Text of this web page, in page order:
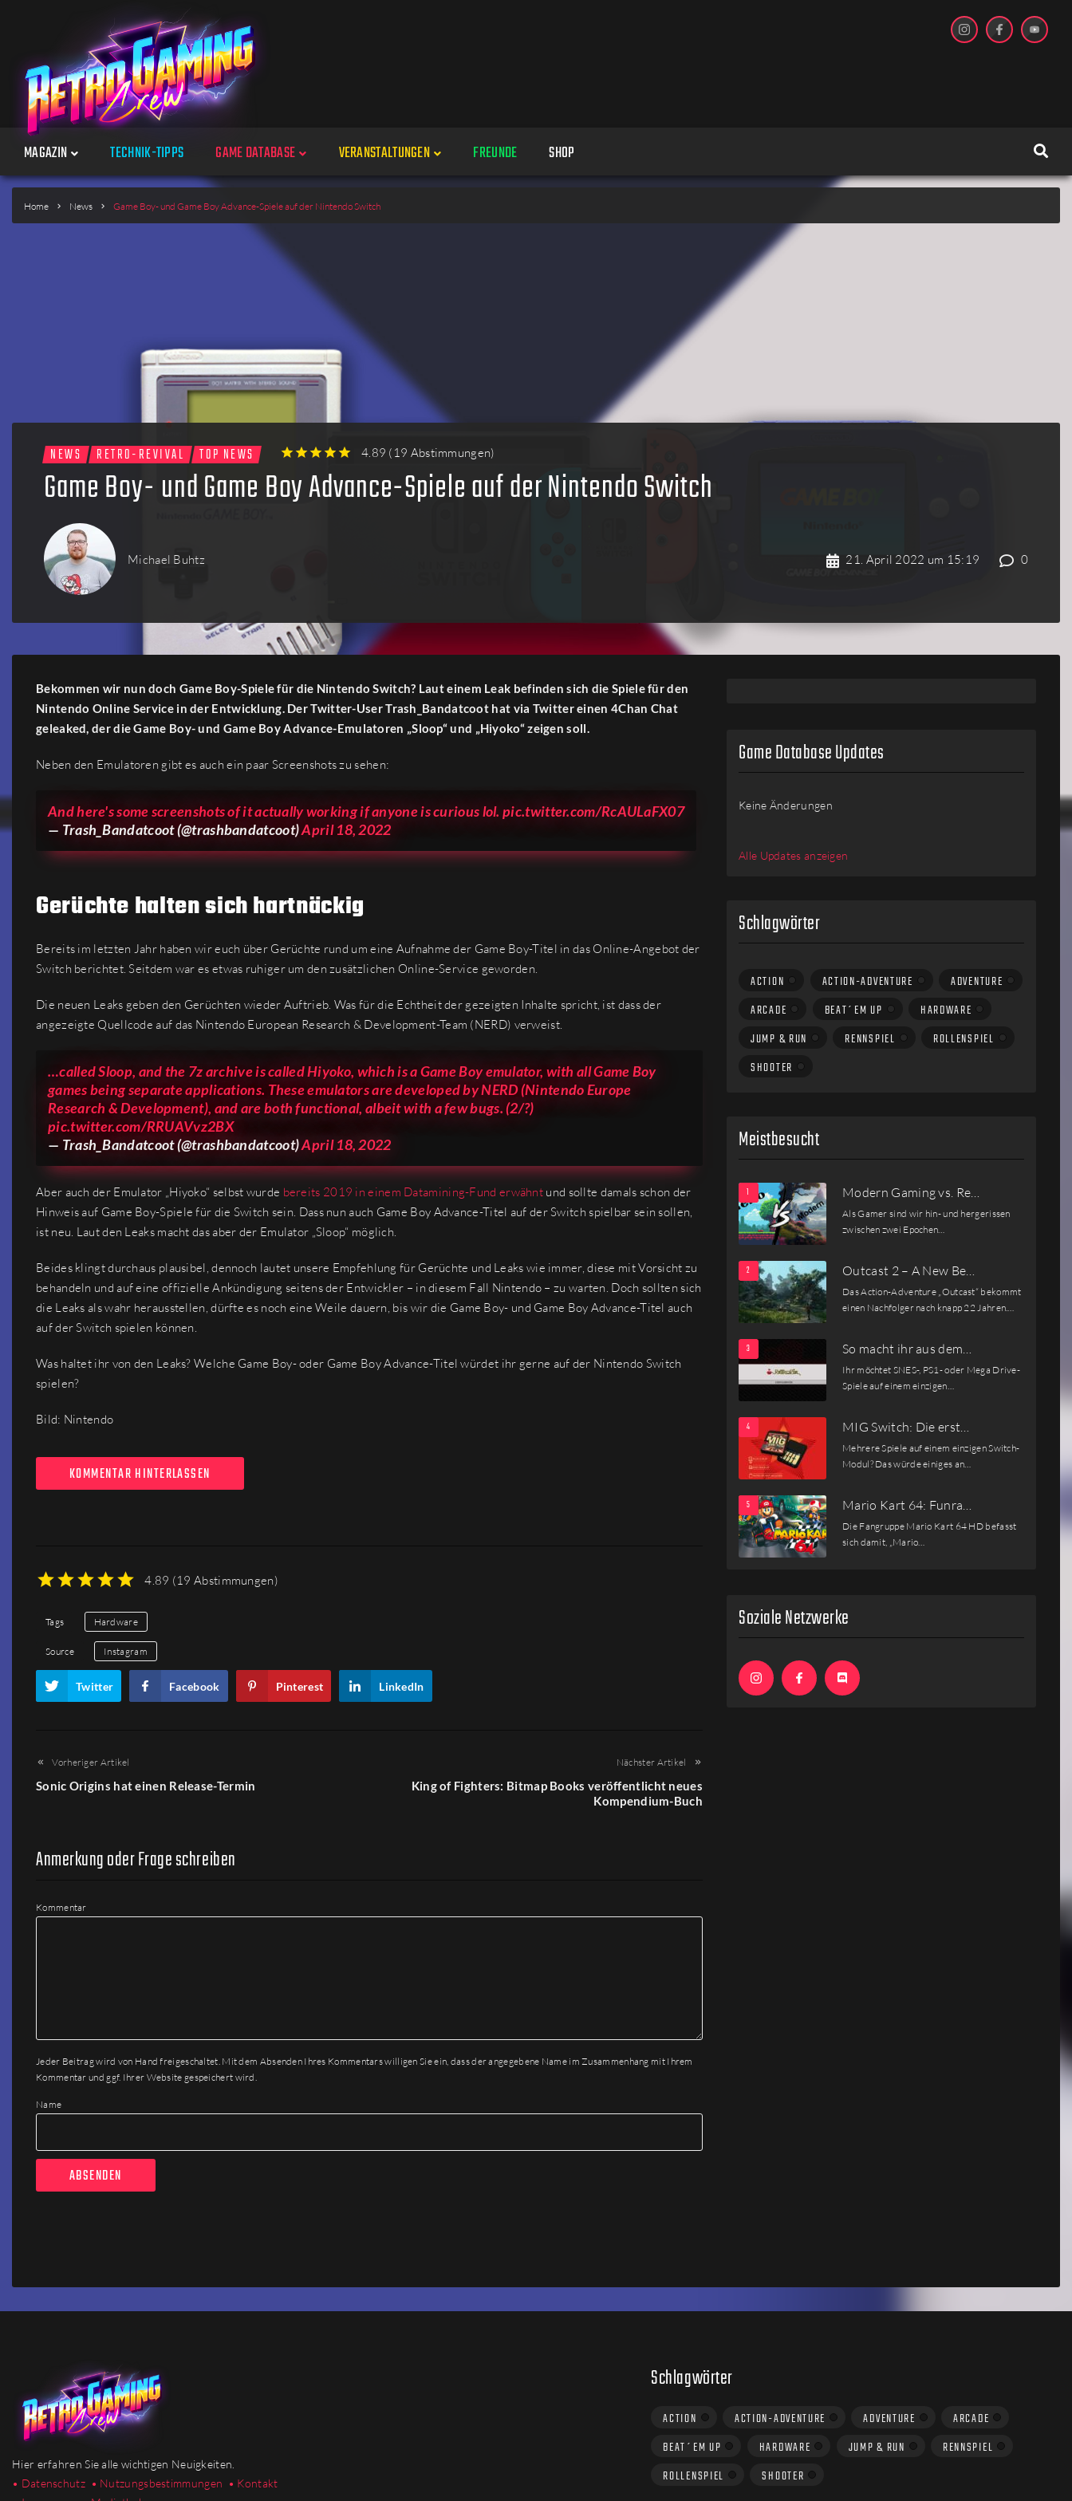
MAGAZIN TECHNIK-TIPPS GAME DATABASE
Jahre
Firmen
Menschen
VERANSTALTUNGEN FREUNDE SHOP
Home News Game Boy- und Game Boy Advance-Spiele auf der Nintendo Switch
NEWS RETRO-REVIVAL TOP NEWS 4.89 ( 19 Abstimmungen)
Game Boy- und Game Boy Advance-Spiele auf der Nintendo Switch
Michael Buhtz 21. April 2022 um 15:19 0
Bekommen wir nun doch Game Boy-Spiele für die Nintendo Switch? Laut einem Leak befinden sich die Spiele für den
Nintendo Online Service in der Entwicklung. Der Twitter-User Trash_Bandatcoot hat via Twitter einen 4Chan Chat
geleaked, der die Game Boy- und Game Boy Advance-Emulatoren „Sloop“ und „Hiyoko“ zeigen soll.
Neben den Emulatoren gibt es auch ein paar Screenshots zu sehen:
And here's some screenshots of it actually working if anyone is curious lol.pic.twitter.com/RcAULaFX07
— Trash_Bandatcoot (@trashbandatcoot)April 18, 2022
Gerüchte halten sich hartnäckig
Bereits im letzten Jahr haben wir euch über Gerüchte rund um eine Aufnahme der Game Boy-Titel in das Online-Angebot der
Switch berichtet. Seitdem war es etwas ruhiger um den zusätzlichen Online-Service geworden.
Die neuen Leaks geben den Gerüchten wieder Auftrieb. Was für die Echtheit der gezeigten Inhalte spricht, ist dass der
angezeigte Quellcode auf das Nintendo European Research & Development-Team (NERD) verweist.
…called Sloop, and the 7z archive is called Hiyoko, which is a Game Boy emulator, with all Game Boy
games being separate applications. These emulators are developed by NERD (Nintendo Europe
Research & Development), and are both functional, albeit with a few bugs. (2/?)
pic.twitter.com/RRUAVvz2BX
— Trash_Bandatcoot (@trashbandatcoot)April 18, 2022
Aber auch der Emulator „Hiyoko“ selbst wurde bereits 2019 in einem Datamining-Fund erwähnt und sollte damals schon der
Hinweis auf Game Boy-Spiele für die Switch sein. Dass nun auch Game Boy Advance-Titel auf der Switch spielbar sein sollen,
ist neu. Laut den Leaks macht das aber der Emulator „Sloop“ möglich.
Beides klingt durchaus plausibel, dennoch lautet unsere Empfehlung für Gerüchte und Leaks wie immer, diese mit Vorsicht zu
behandeln und auf eine offizielle Ankündigung seitens der Entwickler – in diesem Fall Nintendo – zu warten. Doch sollten sich
die Leaks als wahr herausstellen, dürfte es noch eine Weile dauern, bis wir die Game Boy- und Game Boy Advance-Titel auch
auf der Switch spielen können.
Was haltet ihr von den Leaks? Welche Game Boy- oder Game Boy Advance-Titel würdet ihr gerne auf der Nintendo Switch
spielen?
Bild: Nintendo
KOMMENTAR HINTERLASSEN
4.89 (19 Abstimmungen)
Tags Hardware
Source Instagram
Twitter Facebook Pinterest LinkedIn
Vorheriger Artikel
Sonic Origins hat einen Release-Termin
Nächster Artikel
King of Fighters: Bitmap Books veröffentlicht neues
Kompendium-Buch
Anmerkung oder Frage schreiben
Kommentar
Jeder Beitrag wird von Hand freigeschaltet. Mit dem Absenden Ihres Kommentars willigen Sie ein, dass der angegebene Name im Zusammenhang mit Ihrem
Kommentar und ggf. Ihrer Website gespeichert wird.
Name
Game Database Updates
Keine Änderungen
Alle Updates anzeigen
Schlagwörter
ACTION ACTION-ADVENTURE
ADVENTURE
ARCADE
BEAT´EM UP
HARDWARE
JUMP & RUN
RENNSPIEL
ROLLENSPIEL
SHOOTER
Meistbesucht
Modern Gaming vs. Re…
Als Gamer sind wir hin- und hergerissen
zwischen zwei Epochen…
Outcast 2 – A New Be…
Das Action-Adventure „Outcast“ bekommt
einen Nachfolger nach knapp 22 Jahren.…
So macht ihr aus dem…
Ihr möchtet SNES-, PS1- oder Mega Drive-
Spiele auf einem einzigen…
MIG Switch: Die erst…
Mehrere Spiele auf einem einzigen Switch-
Modul? Das würde einiges an…
Mario Kart 64: Funra…
Die Fangruppe Mario Kart 64 HD befasst
sich damit, „Mario…
Soziale Netzwerke
Hier erfahren Sie alle wichtigen Neuigkeiten.
• Datenschutz • Nutzungsbestimmungen • Kontakt
Schlagwörter
ACTION ACTION-ADVENTURE ADVENTURE
ARCADE
BEAT´EM UP
HARDWARE JUMP & RUN
RENNSPIEL
ROLLENSPIEL
SHOOTER